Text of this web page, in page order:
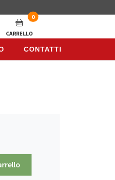
0
CARRELLO
CONTATTI